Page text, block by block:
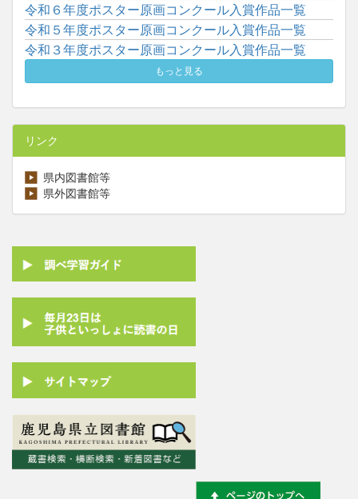
令和６年度ポスター原画コンクール入賞作品一覧
令和５年度ポスター原画コンクール入賞作品一覧
令和３年度ポスター原画コンクール入賞作品一覧
もっと見る
リンク
県内図書館等
県外図書館等